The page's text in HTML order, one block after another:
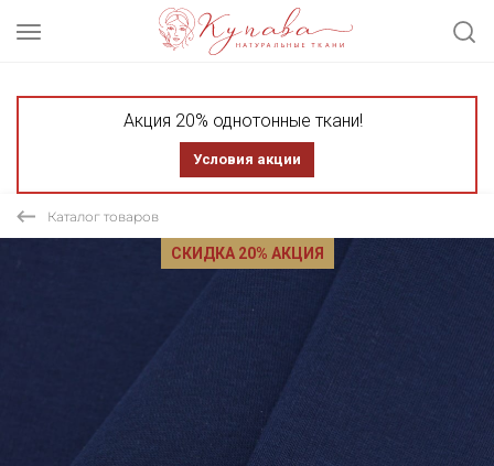
Акция 20% однотонные ткани!
Условия акции
Каталог товаров
СКИДКА 20% АКЦИЯ